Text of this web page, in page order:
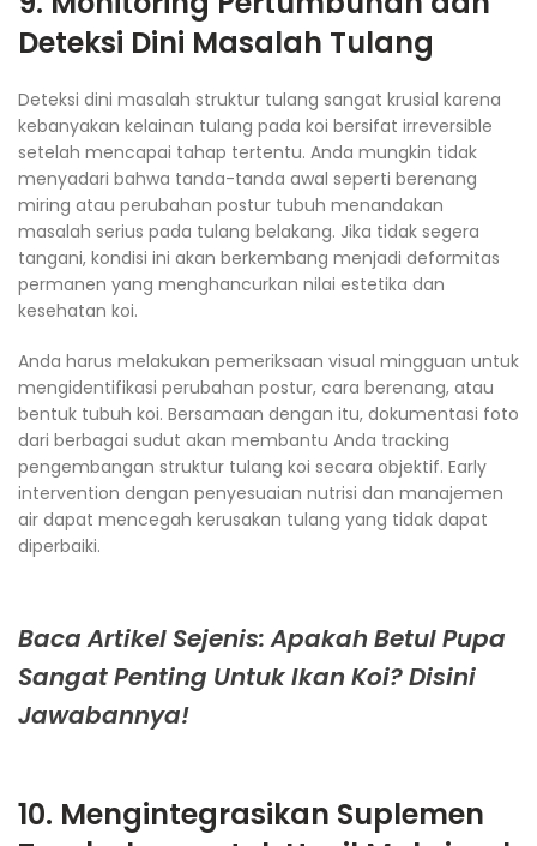
Deteksi Dini Masalah Tulang
Deteksi dini masalah struktur tulang sangat krusial karena
kebanyakan kelainan tulang pada koi bersifat irreversible
setelah mencapai tahap tertentu. Anda mungkin tidak
menyadari bahwa tanda-tanda awal seperti berenang
miring atau perubahan postur tubuh menandakan
masalah serius pada tulang belakang. Jika tidak segera
tangani, kondisi ini akan berkembang menjadi deformitas
permanen yang menghancurkan nilai estetika dan
kesehatan koi.
Anda harus melakukan pemeriksaan visual mingguan untuk
mengidentifikasi perubahan postur, cara berenang, atau
bentuk tubuh koi. Bersamaan dengan itu, dokumentasi foto
dari berbagai sudut akan membantu Anda tracking
pengembangan struktur tulang koi secara objektif. Early
intervention dengan penyesuaian nutrisi dan manajemen
air dapat mencegah kerusakan tulang yang tidak dapat
diperbaiki.
Baca Artikel Sejenis: Apakah Betul Pupa
Sangat Penting Untuk Ikan Koi? Disini
Jawabannya!
10. Mengintegrasikan Suplemen